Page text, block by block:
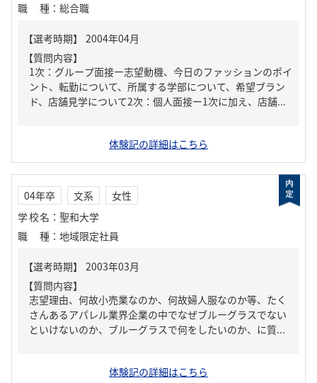
職種 ： 総合職
【質問内容】
1次：グループ面接ー志望動機、今日のファッションのポイ
ント、転勤について、所属する学部について、希望ブラン
ド、店舗見学について2次：個人面接ー1次に加え、店舗...
体験記の詳細はこちら
04年卒 文系
女性
学校名 ： 聖和大学
職種 ： 地域限定社員
【質問内容】
志望理由、何故小売業なのか、何故婦人服なのか等、たく
さんあるアパレル業界企業の中でなぜブルーグラスでない
といけないのか、ブルーグラスで何をしたいのか、に質...
体験記の詳細はこちら